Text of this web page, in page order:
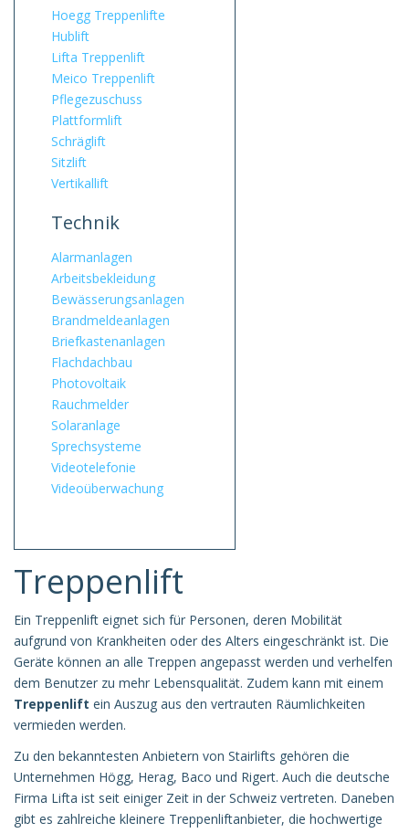
Hoegg Treppenlifte
Hublift
Lifta Treppenlift
Meico Treppenlift
Pflegezuschuss
Plattformlift
Schräglift
Sitzlift
Vertikallift
Technik
Alarmanlagen
Arbeitsbekleidung
Bewässerungsanlagen
Brandmeldeanlagen
Briefkastenanlagen
Flachdachbau
Photovoltaik
Rauchmelder
Solaranlage
Sprechsysteme
Videotelefonie
Videoüberwachung
Treppenlift
Ein Treppenlift eignet sich für Personen, deren Mobilität
aufgrund von Krankheiten oder des Alters eingeschränkt ist. Die
Geräte können an alle Treppen angepasst werden und verhelfen
dem Benutzer zu mehr Lebensqualität. Zudem kann mit einem
Treppenlift ein Auszug aus den vertrauten Räumlichkeiten
vermieden werden.
Zu den bekanntesten Anbietern von Stairlifts gehören die
Unternehmen Högg, Herag, Baco und Rigert. Auch die deutsche
Firma Lifta ist seit einiger Zeit in der Schweiz vertreten. Daneben
gibt es zahlreiche kleinere Treppenliftanbieter, die hochwertige